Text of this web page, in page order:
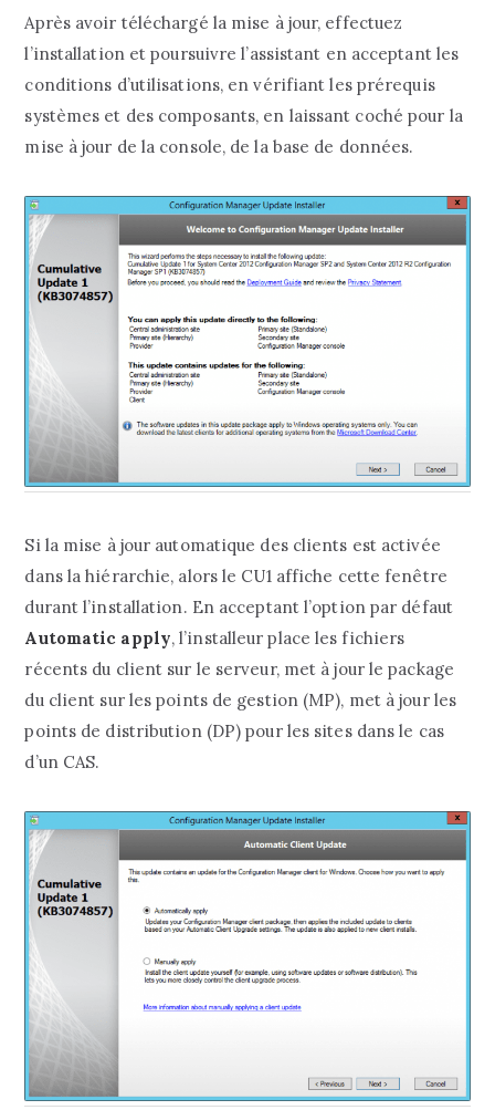
Après avoir téléchargé la mise à jour, effectuez
l’installation et poursuivre l’assistant en acceptant les
conditions d’utilisations, en vérifiant les prérequis
systèmes et des composants, en laissant coché pour la
mise à jour de la console, de la base de données.
Si la mise à jour automatique des clients est activée
dans la hiérarchie, alors le CU1 affiche cette fenêtre
durant l’installation. En acceptant l’option par défaut
Automatic apply, l’installeur place les fichiers
récents du client sur le serveur, met à jour le package
du client sur les points de gestion (MP), met à jour les
points de distribution (DP) pour les sites dans le cas
d’un CAS.